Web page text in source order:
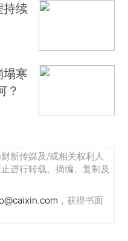
持续
塌寒
？
新传媒及/或相关权利人
进行转载、摘编、复制及
，获得书面